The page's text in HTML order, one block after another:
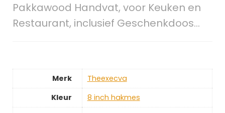
Pakkawood Handvat, voor Keuken en
Restaurant, inclusief Geschenkdoos…
Merk
‎Theexecva
Kleur
‎8 inch hakmes